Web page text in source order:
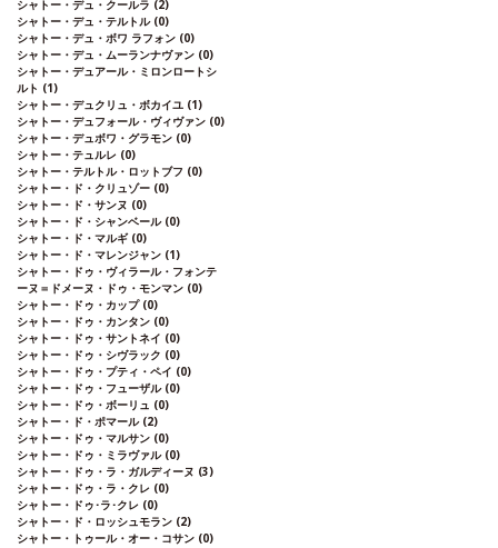
シャトー・デュ・クールラ (2)
シャトー・デュ・テルトル (0)
シャトー・デュ・ボワ ラフォン (0)
シャトー・デュ・ムーランナヴァン (0)
シャトー・デュアール・ミロンロートシ
ルト (1)
シャトー・デュクリュ・ボカイユ (1)
シャトー・デュフォール・ヴィヴァン (0)
シャトー・デュボワ・グラモン (0)
シャトー・テュルレ (0)
シャトー・テルトル・ロットブフ (0)
シャトー・ド・クリュゾー (0)
シャトー・ド・サンヌ (0)
シャトー・ド・シャンベール (0)
シャトー・ド・マルギ (0)
シャトー・ド・マレンジャン (1)
シャトー・ドゥ・ヴィラール・フォンテ
ーヌ＝ドメーヌ・ドゥ・モンマン (0)
シャトー・ドゥ・カップ (0)
シャトー・ドゥ・カンタン (0)
シャトー・ドゥ・サントネイ (0)
シャトー・ドゥ・シヴラック (0)
シャトー・ドゥ・プティ・ペイ (0)
シャトー・ドゥ・フューザル (0)
シャトー・ドゥ・ボーリュ (0)
シャトー・ド・ポマール (2)
シャトー・ドゥ・マルサン (0)
シャトー・ドゥ・ミラヴァル (0)
シャトー・ドゥ・ラ・ガルディーヌ (3)
シャトー・ドゥ・ラ・クレ (0)
シャトー・ドゥ･ラ･クレ (0)
シャトー・ド・ロッシュモラン (2)
シャトー・トゥール・オー・コサン (0)